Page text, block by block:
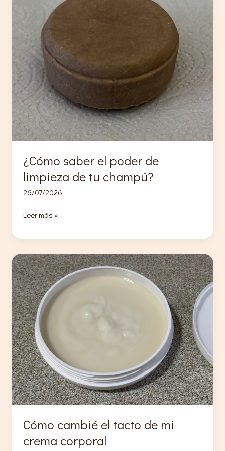
¿Cómo saber el poder de
limpieza de tu champú?
26/07/2026
¿Cómo
el
de
limpieza
de
tu
champú?
Leer más »
Cómo cambié el tacto de mi
crema corporal